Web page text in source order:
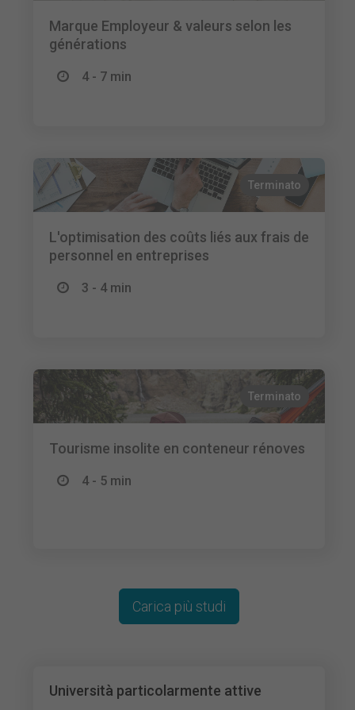
Marque Employeur & valeurs selon les
générations
4 - 7 min
Terminato
L'optimisation des coûts liés aux frais de
personnel en entreprises
3 - 4 min
Terminato
Tourisme insolite en conteneur rénoves
4 - 5 min
Università particolarmente attive
Carica più studi